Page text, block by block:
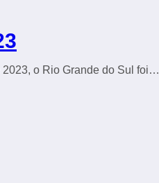
2023, o Rio Grande do Sul foi…